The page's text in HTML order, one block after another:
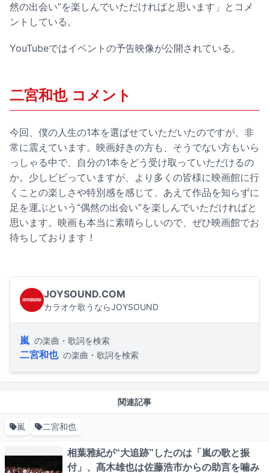
然の出会い”を楽しんでいただければと思います」とコメ
ントしている。
YouTubeではイベントの予告映像が公開されている。
二宮和也 コメント
今回、僕の人生の1本を選ばせていただいたのですが、非
常に震えています。映画好きの方も、そうでない方もいら
っしゃる中で、自分の1本をどう受け取っていただけるの
か。少しビビっていますが、より多くの皆様に映画館に行
くことの楽しさや特別感を感じて、あえて作品を知らずに
足を運ぶという“偶然の出会い”を楽しんでいただければと
思います。映画も本当に素晴らしいので、ぜひ映画館でお
待ちしております！
JOYSOUND.COM
カラオケ歌うならJOYSOUND
嵐 の楽曲・歌詞を検索
二宮和也 の楽曲・歌詞を検索
関連記事
嵐 二宮和也
相葉雅紀が“大追跡”したのは「嵐の歌と振
付」、髙木雄也は佐藤浩市からの助言を噛み